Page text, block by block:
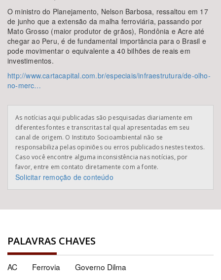
O ministro do Planejamento, Nelson Barbosa, ressaltou em 17
de junho que a extensão da malha ferroviária, passando por
Mato Grosso (maior produtor de grãos), Rondônia e Acre até
chegar ao Peru, é de fundamental importância para o Brasil e
pode movimentar o equivalente a 40 bilhões de reais em
investimentos.
http://www.cartacapital.com.br/especiais/infraestrutura/de-olho-
no-merc…
As notícias aqui publicadas são pesquisadas diariamente em
diferentes fontes e transcritas tal qual apresentadas em seu
canal de origem. O Instituto Socioambiental não se
responsabiliza pelas opiniões ou erros publicados nestes textos.
Caso você encontre alguma inconsistência nas notícias, por
favor, entre em contato diretamente com a fonte.
Solicitar remoção de conteúdo
PALAVRAS CHAVES
AC Ferrovia
Governo Dilma